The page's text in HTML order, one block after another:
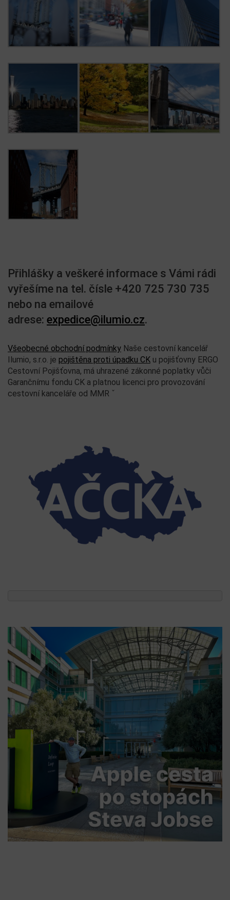
Přihlášky a veškeré informace s Vámi rádi
vyřešíme na tel. čísle +420 725 730 735
nebo na emailové
adrese: expedice@ilumio.cz.
Všeobecné obchodní podmínky Naše cestovní kancelář
Ilumio, s.r.o. je pojištěna proti úpadku CK u pojišťovny ERGO
Cestovní Pojišťovna, má uhrazené zákonné poplatky vůči
Garančnímu fondu CK a platnou licenci pro provozování
cestovní kanceláře od MMR ˇ